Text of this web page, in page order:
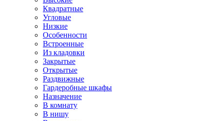
Квадратные
Угловые
Низкие
Особенности
Встроенные
Из кладовки
Закрытые
Открытые
Раздвижные
Гардеробные шкафы
Назначение
В комнату
В нишу